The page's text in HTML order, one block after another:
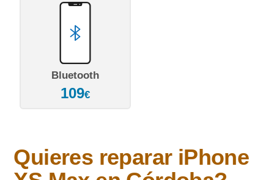
Bluetooth
109€
Quieres reparar iPhone